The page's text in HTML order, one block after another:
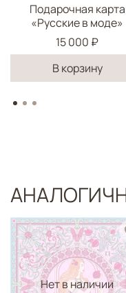
Подарочная карта
«Русские в моде»
15 000 ₽
В корзину
Нет в наличии